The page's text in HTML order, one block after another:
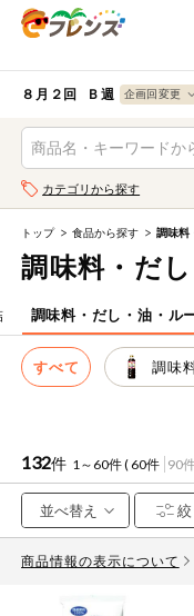
ログイン
生協加入はこちら
eフレンズとは
登録から開始まで
注文番号注文
お気に入り注文
注文履歴注文
８月２回 Ｂ週
食品
から探す
果物
野菜
肉・ハム・ソ
ーセージ
魚介・加工品
米・雑穀など
パン・ジャム
豆腐・納豆・
こんにゃく
果
カテゴリから探す
検索条件を指定してく
も検索できます。
キーワード
キーワードをすべて
メーカー名
カテゴリ
トップ 食品から探す 調味料
調味料・だ
調味料・だし・油・ル
すべて 調味
132件 1～60件 ( 60件 90
商品情報の表示について